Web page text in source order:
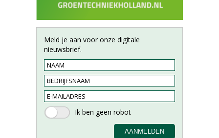
Meld je aan voor onze digitale
nieuwsbrief.